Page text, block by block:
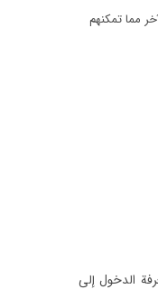
مما تمكنهم
الدخول إلى